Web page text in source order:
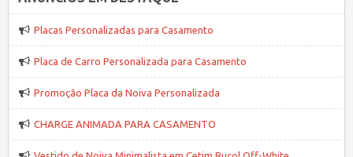
Placas Personalizadas para Casamento
Placa de Carro Personalizada para Casamento
Promoção Placa da Noiva Personalizada
CHARGE ANIMADA PARA CASAMENTO